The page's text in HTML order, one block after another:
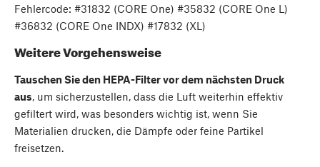
Fehlercode: #31832 (CORE One) #35832 (CORE One L)
#36832 (CORE One INDX) #17832 (XL)
Weitere Vorgehensweise
Tauschen Sie den HEPA-Filter vor dem nächsten Druck
aus, um sicherzustellen, dass die Luft weiterhin effektiv
gefiltert wird, was besonders wichtig ist, wenn Sie
Materialien drucken, die Dämpfe oder feine Partikel
freisetzen.